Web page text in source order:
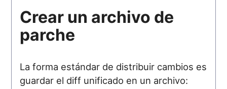
Crear un archivo de
parche
La forma estándar de distribuir cambios es
guardar el diff unificado en un archivo: